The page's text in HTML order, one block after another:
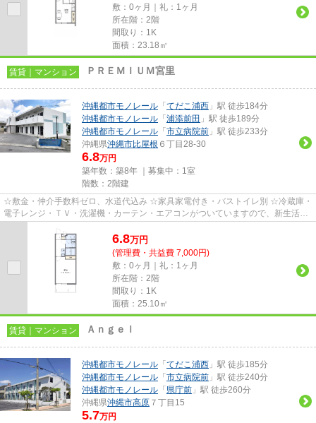
敷：0ヶ月｜礼：1ヶ月
所在階：2階
間取り：1K
面積：23.18㎡
賃貸｜マンション ＰＲＥＭＩＵＭ宮里
沖縄都市モノレール 「 てだこ浦西 」駅 徒歩184分
沖縄都市モノレール 「 浦添前田 」駅 徒歩189分
沖縄都市モノレール 「 市立病院前 」駅 徒歩233分
沖縄県沖縄市比屋根 ６丁目28-30
6.8万円
築年数：築8年 ｜募集中： 1室
階数：2階建
☆敷金・仲介手数料ゼロ、水道代込み ☆家具家電付き・バストイレ別 ☆冷蔵庫・
電子レンジ・ＴＶ・洗濯機・カーテン・エアコンがついていますので、新生活が
6.8万円
(管理費・共益費 7,000円)
敷：0ヶ月｜礼：1ヶ月
所在階：2階
間取り：1K
面積：25.10㎡
賃貸｜マンション Ａｎｇｅｌ
沖縄都市モノレール 「 てだこ浦西 」駅 徒歩185分
沖縄都市モノレール 「 市立病院前 」駅 徒歩240分
沖縄都市モノレール 「 県庁前 」駅 徒歩260分
沖縄県沖縄市高原 ７丁目15
5.7万円